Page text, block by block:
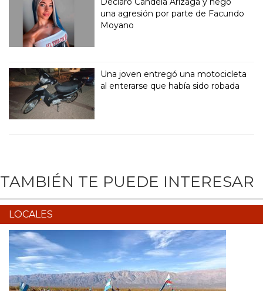
una agresión por parte de Facundo
Moyano
Una joven entregó una motocicleta
al enterarse que había sido robada
TAMBIÉN TE PUEDE INTERESAR
LOCALES